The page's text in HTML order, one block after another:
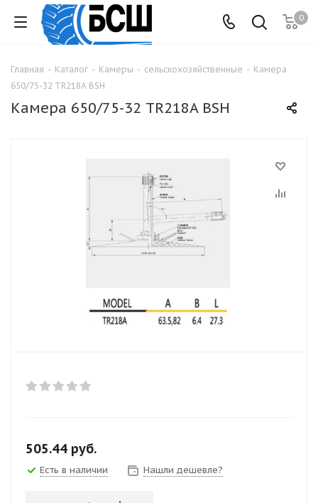
0
Главная - Каталог - Камеры - сельскохозяйственные - Камера
650/75-32 TR218A BSH
Камера 650/75-32 TR218A BSH
505.44 руб.
Есть в наличии Нашли дешевле?